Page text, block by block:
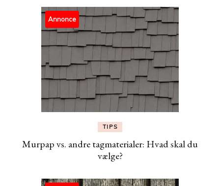
Annonce
TIPS
Murpap vs. andre tagmaterialer: Hvad skal du
vælge?